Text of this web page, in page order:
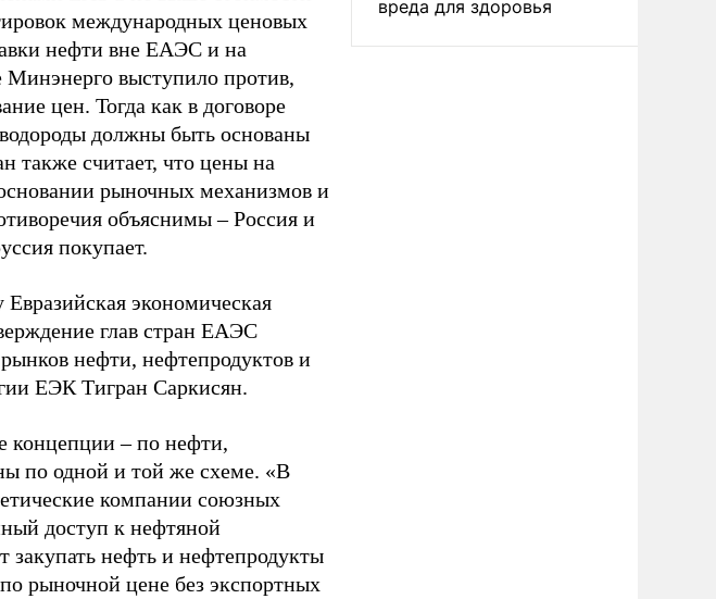
международных ценовых
нефти вне ЕАЭС и на
выступило против,
цен. Тогда как в договоре
должны быть основаны
также считает, что цены на
рыночных механизмов и
объяснимы – Россия и
покупает.
экономическая
глав стран ЕАЭС
нефти, нефтепродуктов и
ЕЭК Тигран Саркисян.
концепции – по нефти,
по одной и той же схеме. «В
компании союзных
доступ к нефтяной
закупать нефть и нефтепродукты
рыночной цене без экспортных
вреда для здоровья